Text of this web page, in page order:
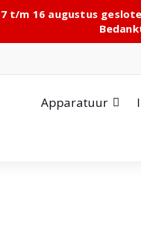
7 t/m 16 augustus
Apparatuur